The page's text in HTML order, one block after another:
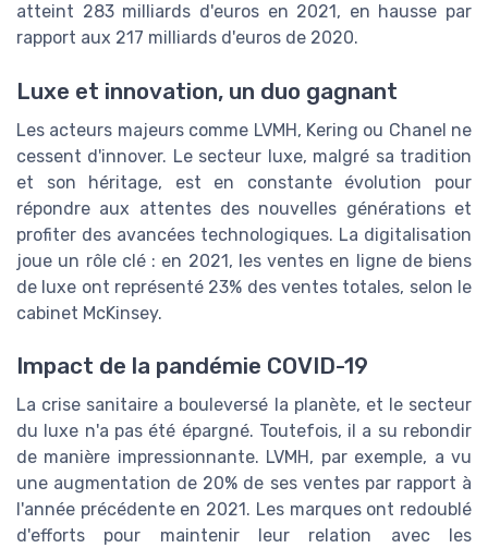
atteint 283 milliards d'euros en 2021, en hausse par
rapport aux 217 milliards d'euros de 2020.
Luxe et innovation, un duo gagnant
Les acteurs majeurs comme LVMH, Kering ou Chanel ne
cessent d'innover. Le secteur luxe, malgré sa tradition
et son héritage, est en constante évolution pour
répondre aux attentes des nouvelles générations et
profiter des avancées technologiques. La digitalisation
joue un rôle clé : en 2021, les ventes en ligne de biens
de luxe ont représenté 23% des ventes totales, selon le
cabinet McKinsey.
Impact de la pandémie COVID-19
La crise sanitaire a bouleversé la planète, et le secteur
du luxe n'a pas été épargné. Toutefois, il a su rebondir
de manière impressionnante. LVMH, par exemple, a vu
une augmentation de 20% de ses ventes par rapport à
l'année précédente en 2021. Les marques ont redoublé
d'efforts pour maintenir leur relation avec les